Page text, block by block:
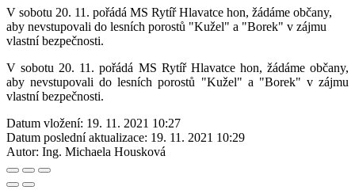
V sobotu 20. 11. pořádá MS Rytíř Hlavatce hon, žádáme občany,
aby nevstupovali do lesních porostů "Kužel" a "Borek" v zájmu
vlastní bezpečnosti.
V sobotu 20. 11. pořádá MS Rytíř Hlavatce hon, žádáme občany,
aby nevstupovali do lesních porostů "Kužel" a "Borek" v zájmu
vlastní bezpečnosti.
Datum vložení: 19. 11. 2021 10:27
Datum poslední aktualizace: 19. 11. 2021 10:29
Autor: Ing. Michaela Housková